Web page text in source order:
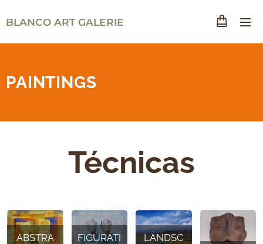
BLANCO ART GALERIE
PAINTINGS
Técnicas
ABSTRA
FIGURATI
LANDSC